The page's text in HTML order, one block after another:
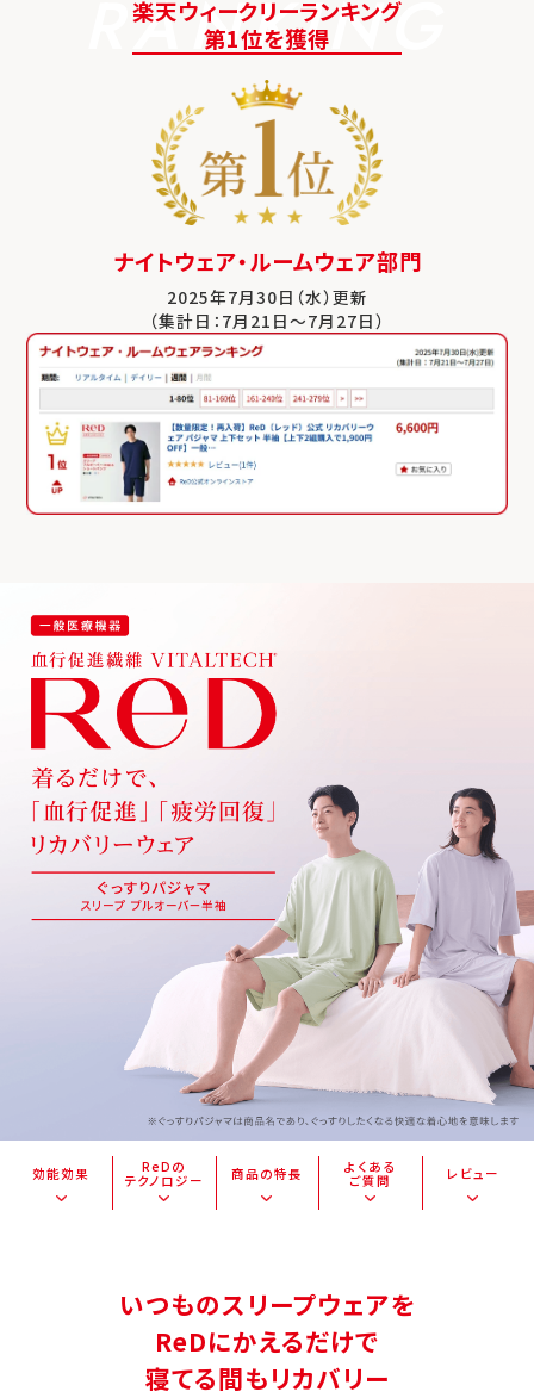
RANKING
楽天ウィークリーランキング
第1位を獲得
ナイトウェア・ルームウェア部門
2025年7月30日（水）更新
（集計日：7月21日～7月27日）
効能効果
ReDの
テクノロジー
商品の特長
よくある
ご質問
レビュー
いつものスリープウェアを
ReDにかえるだけで
寝てる間もリカバリー